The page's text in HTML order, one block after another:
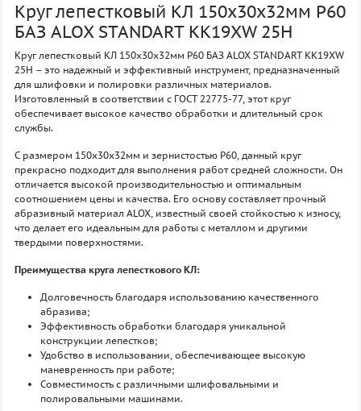
Круг лепестковый КЛ 150х30х32мм P60
БАЗ ALOX STANDART KK19XW 25H
Круг лепестковый КЛ 150х30х32мм P60 БАЗ ALOX STANDART KK19XW
25H – это надежный и эффективный инструмент, предназначенный
для шлифовки и полировки различных материалов.
Изготовленный в соответствии с ГОСТ 22775-77, этот круг
обеспечивает высокое качество обработки и длительный срок
службы.
С размером 150х30х32мм и зернистостью P60, данный круг
прекрасно подходит для выполнения работ средней сложности. Он
отличается высокой производительностью и оптимальным
соотношением цены и качества. Его основу составляет прочный
абразивный материал ALOX, известный своей стойкостью к износу,
что делает его идеальным для работы с металлом и другими
твердыми поверхностями.
Преимущества круга лепесткового КЛ:
Долговечность благодаря использованию качественного
абразива;
Эффективность обработки благодаря уникальной
конструкции лепестков;
Удобство в использовании, обеспечивающее высокую
маневренность при работе;
Совместимость с различными шлифовальными и
полировальными машинами.